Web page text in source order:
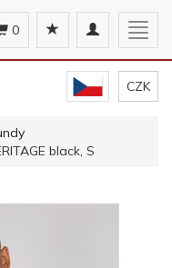
Toggle
navigation
0
CZK
black, S